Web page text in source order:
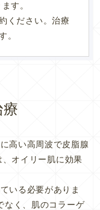
す。
ください。治療
。
高い高周波で皮脂腺
オイリー肌に効果
いる必要がありま
なく、肌のコラーゲ